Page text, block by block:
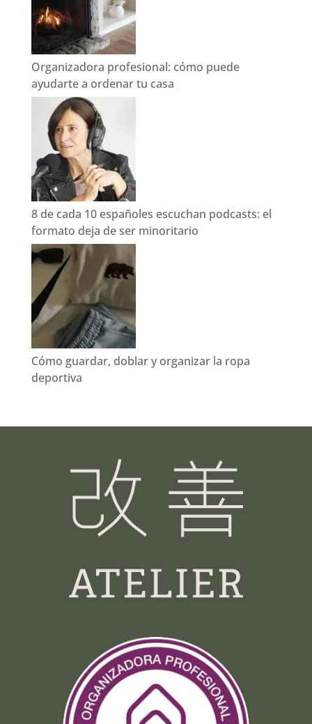
Organizadora profesional: cómo puede
ayudarte a ordenar tu casa
8 de cada 10 españoles escuchan podcasts: el
formato deja de ser minoritario
Cómo guardar, doblar y organizar la ropa
deportiva